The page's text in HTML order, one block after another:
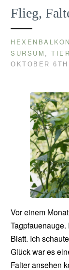
Flieg,
HEXENBALKON
SURSUM ,
OKTOBER
Vor einem
Blatt. Ich
Glück war es
Falter ansehen